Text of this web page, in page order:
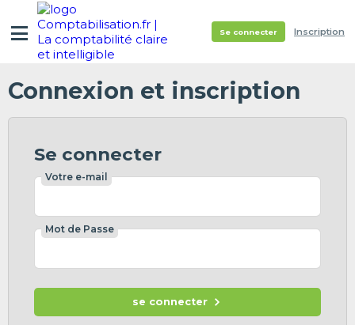
Se connecter Inscription
Connexion et inscription
Se connecter
Votre e-mail
Mot de Passe
se connecter